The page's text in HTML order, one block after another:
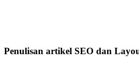
Penulisan artikel SEO dan